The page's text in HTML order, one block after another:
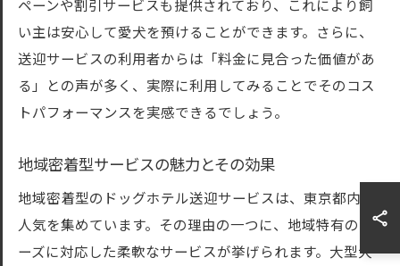
ペーンや割引サービスも提供されており、これにより飼
い主は安心して愛犬を預けることができます。さらに、
送迎サービスの利用者からは「料金に見合った価値があ
る」との声が多く、実際に利用してみることでそのコス
トパフォーマンスを実感できるでしょう。
地域密着型サービスの魅力とその効果
地域密着型のドッグホテル送迎サービスは、東京都内で
人気を集めています。その理由の一つに、地域特有のニ
ーズに対応した柔軟なサービスが挙げられます。大型犬